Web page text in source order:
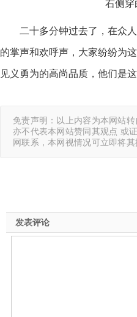
右侧穿
二十多分钟过去了，在众
的掌声和欢呼声，大家纷纷为
见义勇为的高尚品质，他们是
免责声明：以上内容为本网站
亦不代表本网站赞同其观点 或
网联系，本网视情况可立即将其
发表评论